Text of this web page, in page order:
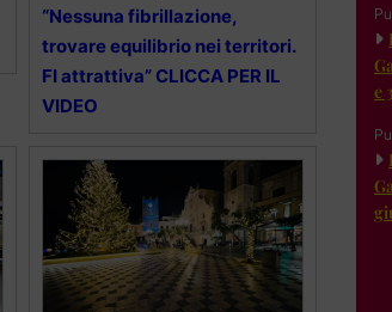
“Nessuna fibrillazione,
trovare equilibrio nei territori.
FI attrattiva” CLICCA PER IL
VIDEO
e